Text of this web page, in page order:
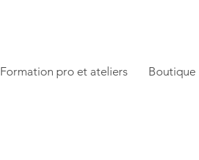
Formation pro et ateliers Boutique